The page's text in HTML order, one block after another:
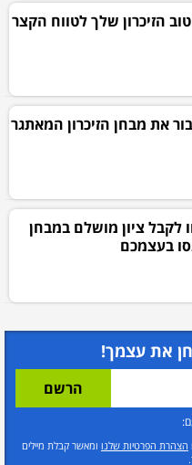
הזיכרון שלך לטווח הקצר
את מבחן הזיכרון המאתגר
לקבל ציון מושלם במבחן
בעצמכם
את עצמך!
ו הצהרת הפרטיות שלנו ומאשר קבלת מיילים